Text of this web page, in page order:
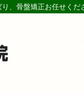
、骨盤矯正お任せくだ